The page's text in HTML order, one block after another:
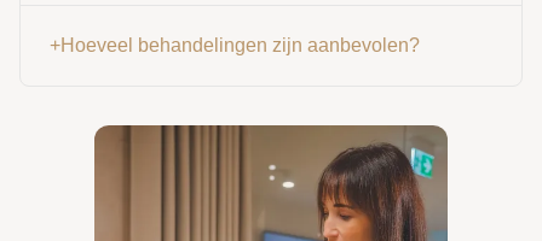
+Hoeveel behandelingen zijn aanbevolen?